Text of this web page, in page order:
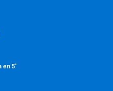
5′